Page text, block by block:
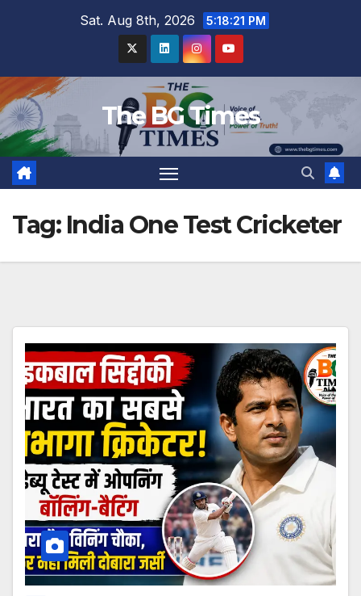
Sat. Aug 8th, 2026 5:18:22 PM
The BG Times
Tag: India One Test Cricketer